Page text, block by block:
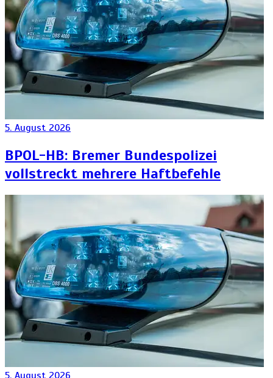
5. August 2026
BPOL-HB: Bremer Bundespolizei
vollstreckt mehrere Haftbefehle